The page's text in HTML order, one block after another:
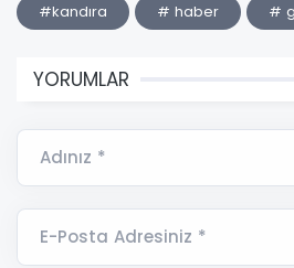
#kandıra # haber #
YORUMLAR
Adınız *
E-Posta Adresiniz *